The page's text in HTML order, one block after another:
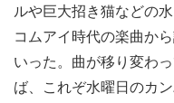
ルや巨大招き猫などの
コムアイ時代の楽曲か
いった。曲が移り変わ
ば、これぞ水曜日のカ